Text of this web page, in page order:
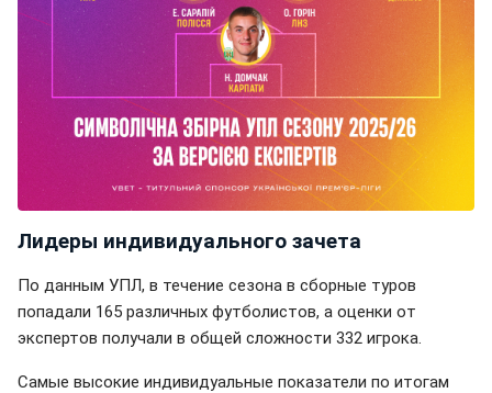
Лидеры индивидуального зачета
По данным УПЛ, в течение сезона в сборные туров
попадали 165 различных футболистов, а оценки от
экспертов получали в общей сложности 332 игрока.
Самые высокие индивидуальные показатели по итогам